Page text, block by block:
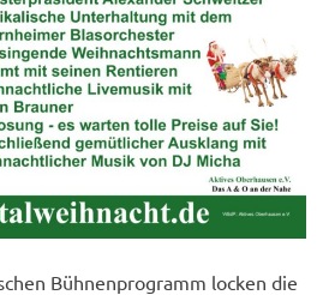
Bühnenprogramm locken die